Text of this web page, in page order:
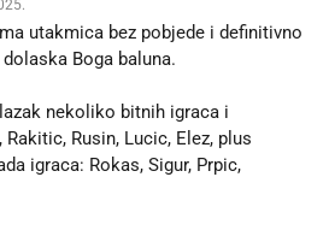
utakmica bez pobjede i definitivno
Boga baluna.
nekoliko bitnih igraca i
Rusin, Lucic, Elez, plus
igraca: Rokas, Sigur, Prpic,